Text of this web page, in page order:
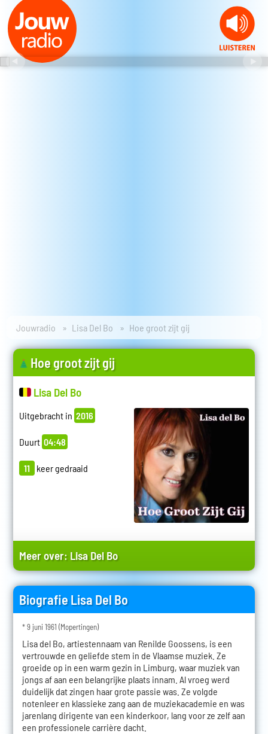
Jouwradio Lisa Del Bo Hoe groot zijt gij
Hoe groot zijt gij
Lisa Del Bo
Uitgebracht in 2016
Duurt 04:48
11 keer gedraaid
Meer over: Lisa Del Bo
Biografie Lisa Del Bo
* 9 juni 1961 (Mopertingen)
Lisa del Bo, artiestennaam van Renilde Goossens, is een
vertrouwde en geliefde stem in de Vlaamse muziek. Ze
groeide op in een warm gezin in Limburg, waar muziek van
jongs af aan een belangrijke plaats innam. Al vroeg werd
duidelijk dat zingen haar grote passie was. Ze volgde
notenleer en klassieke zang aan de muziekacademie en was
jarenlang dirigente van een kinderkoor, lang voor ze zelf aan
een professionele carrière dacht.